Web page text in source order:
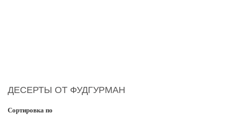
ДЕСЕРТЫ ОТ ФУДГУРМАН
Сортировка по